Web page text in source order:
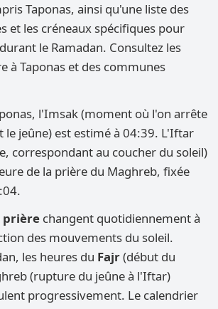
Taponas, ainsi qu'une liste des
et les créneaux spécifiques pour
le Ramadan. Consultez les
à Taponas et des communes
l'Imsak (moment où l'on arrête
le jeûne) est estimé à 04:39. L'Iftar
correspondant au coucher du soleil)
de la prière du Maghreb, fixée
prière changent quotidiennement à
des mouvements du soleil.
les heures du Fajr(début du
(rupture du jeûne à l'Iftar)
progressivement. Le calendrier